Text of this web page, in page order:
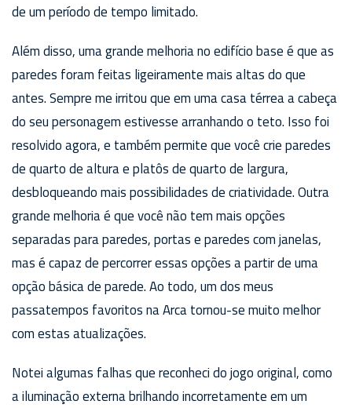
de um período de tempo limitado.
Além disso, uma grande melhoria no edifício base é que as
paredes foram feitas ligeiramente mais altas do que
antes. Sempre me irritou que em uma casa térrea a cabeça
do seu personagem estivesse arranhando o teto. Isso foi
resolvido agora, e também permite que você crie paredes
de quarto de altura e platôs de quarto de largura,
desbloqueando mais possibilidades de criatividade. Outra
grande melhoria é que você não tem mais opções
separadas para paredes, portas e paredes com janelas,
mas é capaz de percorrer essas opções a partir de uma
opção básica de parede. Ao todo, um dos meus
passatempos favoritos na Arca tornou-se muito melhor
com estas atualizações.
Notei algumas falhas que reconheci do jogo original, como
a iluminação externa brilhando incorretamente em um